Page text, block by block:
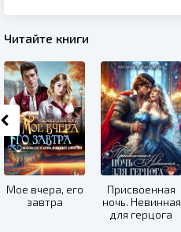
Читайте книги
Мое вчера, его
завтра
Присвоенная
ночь. Невинная
для герцога